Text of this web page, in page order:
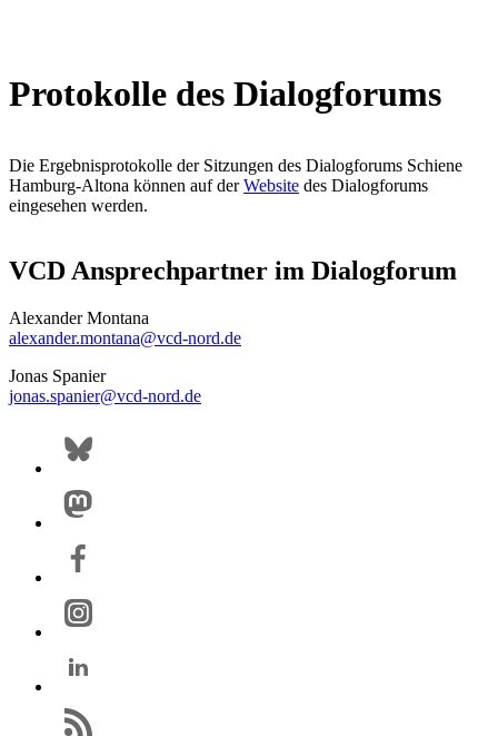
Protokolle des Dialogforums
Die Ergebnisprotokolle der Sitzungen des Dialogforums Schiene
Hamburg-Altona können auf derWebsite des Dialogforums
eingesehen werden.
VCD Ansprechpartner im Dialogforum
Alexander Montana
alexander.montana@vcd-nord.de
Jonas Spanier
jonas.spanier@vcd-nord.de